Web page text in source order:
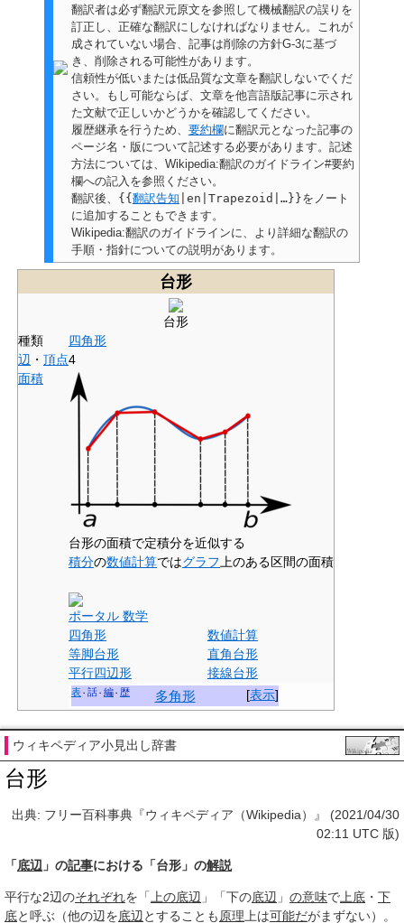
翻訳者は必ず翻訳元原文を参照して機械翻訳の誤りを
訂正し、正確な翻訳にしなければなりません。これが
成されていない場合、 記事は削除の方針G-3に基づ
き、削除される可能性があります。
信頼性が低いまたは低品質な文章を翻訳しないでくだ
さい。もし可能ならば、文章を他言語版記事に示され
た文献で正しいかどうかを確認してください。
履歴継承を行うため、 要約欄に翻訳元となった記事の
ページ名・版について記述する必要があります。記述
方法については、Wikipedia:翻訳のガイドライン#要約
欄への記入を参照ください。
翻訳後、 {{翻訳告知 |en|Trapezoid|…}}をノート
に追加することもできます。
Wikipedia:翻訳のガイドラインに、より詳細な翻訳の
手順・指針についての説明があります。
台形
台形
種類
四角形
辺 ・ 頂点4
面積
台形の面積で定積分を近似する
積分の数値計算ではグラフ 上のある区間の面積
ポータル 数学
四角形
等脚台形
平行四辺形
数値計算
直角台形
接線台形
[表示]
表 話 編 歴 多角形
ウィキペディア小見出し辞書
台形
出典: フリー百科事典『ウィキペディア（Wikipedia）』 (2021/04/30
02:11 UTC 版)
「底辺 」の記事における「台形」の解説
平行な2辺のそれぞれを「 上の底辺 」「下の底辺 」 の意味で 上底 ・ 下
底と呼ぶ（他の辺を底辺とすることも 原理 上は可能だがまずない）。